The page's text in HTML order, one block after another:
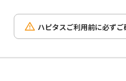
ハピタスご利用前に必ずご